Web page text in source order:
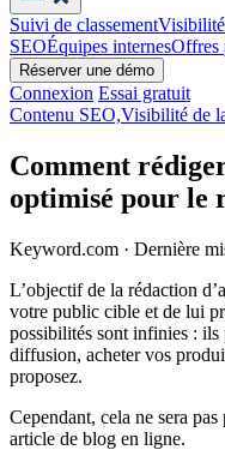
Suivi de classement
SEOÉquipes internesOffres
Réserver une démo
Connexion Essai gratuit
Contenu SEO,Visibilité de
Comment
optimisé pour le
Keyword.com · Dernière
L’objectif de la rédaction
votre public cible et de lui
possibilités sont infinies : ils
diffusion, acheter vos
proposez.
Cependant, cela ne sera
article de blog en ligne.